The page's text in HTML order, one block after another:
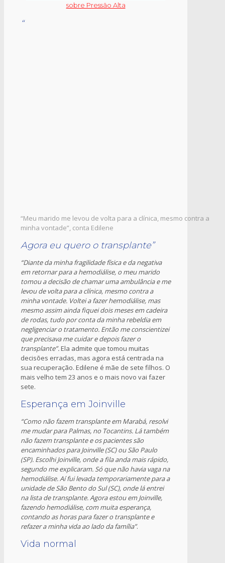
sobre Pressão Alta
“
“Meu marido me levou de volta para a clínica, mesmo contra a
minha vontade”, conta Edilene
Agora eu quero o transplante”
“Diante da minha fragilidade física e da negativa
em retornar para a hemodiálise, o meu marido
tomou a decisão de chamar uma ambulância e me
levou de volta para a clínica, mesmo contra a
minha vontade. Voltei a fazer hemodiálise, mas
mesmo assim ainda fiquei dois meses em cadeira
de rodas, tudo por conta da minha rebeldia em
negligenciar o tratamento. Então me conscientizei
que precisava me cuidar e depois fazer o
transplante”.Ela admite que tomou muitas
decisões erradas, mas agora está centrada na
sua recuperação. Edilene é mãe de sete filhos. O
mais velho tem 23 anos e o mais novo vai fazer
sete.
Esperança em Joinville
“Como não fazem transplante em Marabá, resolvi
me mudar para Palmas, no Tocantins. Lá também
não fazem transplante e os pacientes são
encaminhados para Joinville (SC) ou São Paulo
(SP). Escolhi Joinville, onde a fila anda mais rápido,
segundo me explicaram. Só que não havia vaga na
hemodiálise. Aí fui levada temporariamente para a
unidade de São Bento do Sul (SC), onde lá entrei
na lista de transplante. Agora estou em Joinville,
fazendo hemodiálise, com muita esperança,
contando as horas para fazer o transplante e
refazer a minha vida ao lado da família”.
Vida normal